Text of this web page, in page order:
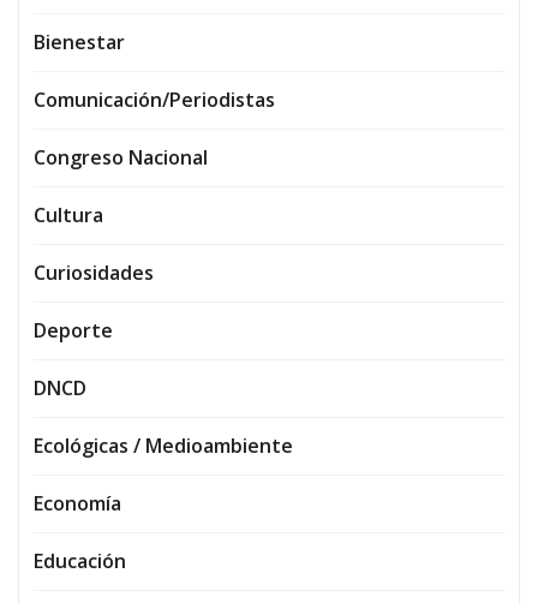
Bienestar
Comunicación/Periodistas
Congreso Nacional
Cultura
Curiosidades
Deporte
DNCD
Ecológicas / Medioambiente
Economía
Educación